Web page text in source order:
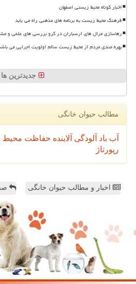
اخبار کوتاه محیط زیستی اصفهان
فرهنگ محیط زیست به برنامه های مذهبی راه می یابد
رهاسازی مرال های ارسباران در گرو بررسی های علمی و
بهره مندی مردم از محیط زیست سالم اولویت اجرایی می
جدیدترین ها
مطالب حیوان خانگی
آب باد آلودگی آلاینده حفاظت محیط
رپورتاژ
اخبار و مطالب حیوان خانگی